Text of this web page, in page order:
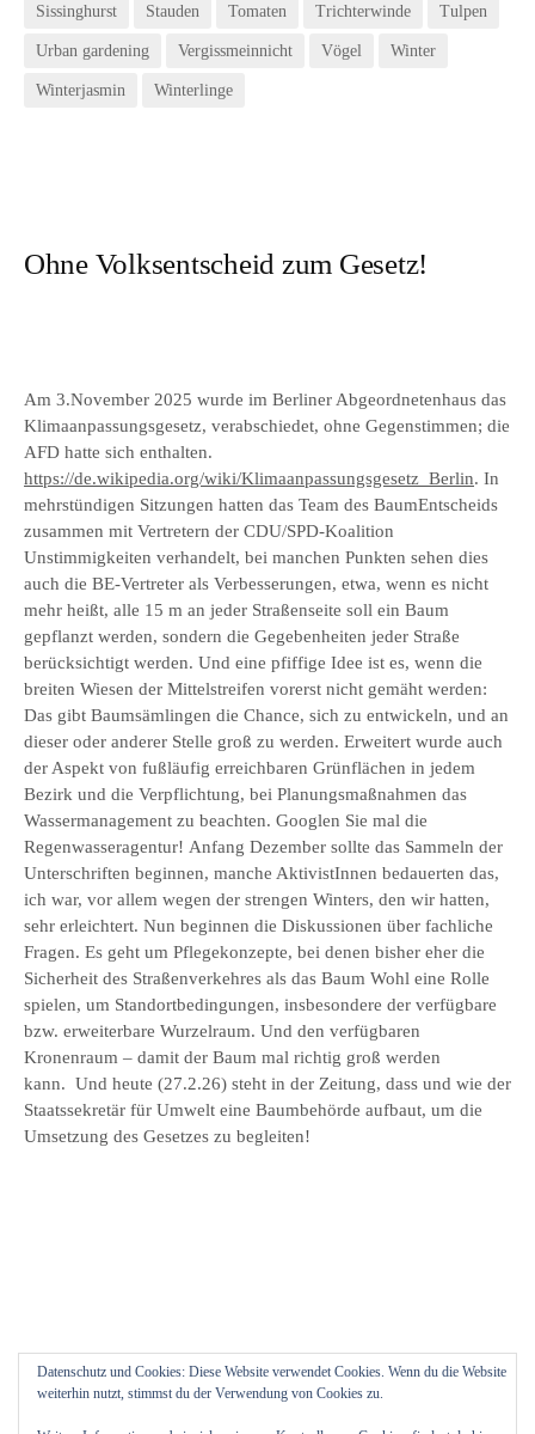
Sissinghurst Stauden Tomaten Trichterwinde Tulpen
Urban gardening Vergissmeinnicht Vögel Winter
Winterjasmin Winterlinge
Ohne Volksentscheid zum Gesetz!
Am 3.November 2025 wurde im Berliner Abgeordnetenhaus das
Klimaanpassungsgesetz, verabschiedet, ohne Gegenstimmen; die
AFD hatte sich enthalten.
https://de.wikipedia.org/wiki/Klimaanpassungsgesetz_Berlin. In
mehrstündigen Sitzungen hatten das Team des BaumEntscheids
zusammen mit Vertretern der CDU/SPD-Koalition
Unstimmigkeiten verhandelt, bei manchen Punkten sehen dies
auch die BE-Vertreter als Verbesserungen, etwa, wenn es nicht
mehr heißt, alle 15 m an jeder Straßenseite soll ein Baum
gepflanzt werden, sondern die Gegebenheiten jeder Straße
berücksichtigt werden. Und eine pfiffige Idee ist es, wenn die
breiten Wiesen der Mittelstreifen vorerst nicht gemäht werden:
Das gibt Baumsämlingen die Chance, sich zu entwickeln, und an
dieser oder anderer Stelle groß zu werden. Erweitert wurde auch
der Aspekt von fußläufig erreichbaren Grünflächen in jedem
Bezirk und die Verpflichtung, bei Planungsmaßnahmen das
Wassermanagement zu beachten. Googlen Sie mal die
Regenwasseragentur! Anfang Dezember sollte das Sammeln der
Unterschriften beginnen, manche AktivistInnen bedauerten das,
ich war, vor allem wegen der strengen Winters, den wir hatten,
sehr erleichtert. Nun beginnen die Diskussionen über fachliche
Fragen. Es geht um Pflegekonzepte, bei denen bisher eher die
Sicherheit des Straßenverkehres als das Baum Wohl eine Rolle
spielen, um Standortbedingungen, insbesondere der verfügbare
bzw. erweiterbare Wurzelraum. Und den verfügbaren
Kronenraum – damit der Baum mal richtig groß werden
kann. Und heute (27.2.26) steht in der Zeitung, dass und wie der
Staatssekretär für Umwelt eine Baumbehörde aufbaut, um die
Umsetzung des Gesetzes zu begleiten!
Datenschutz und Cookies: Diese Website verwendet Cookies. Wenn du die Website
weiterhin nutzt, stimmst du der Verwendung von Cookies zu.